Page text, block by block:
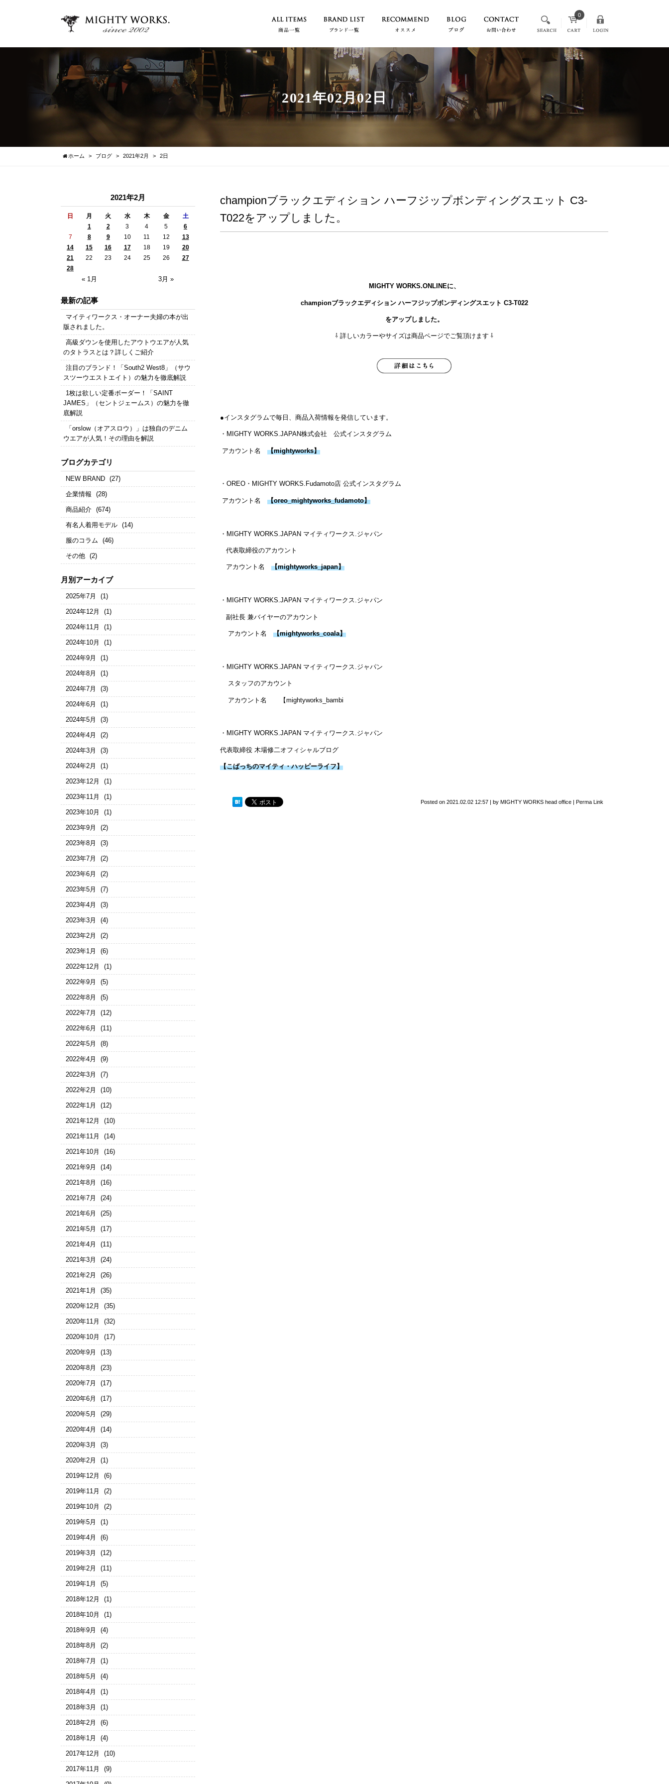
0
2021年02月02日
ホーム ブログ 2021年2月 2日
championブラックエディション ハーフジップボンディングスエット C3-
T022をアップしました。
MIGHTY WORKS.ONLINEに、
championブラックエディション ハーフジップボンディングスエット C3-T022
をアップしました。
⇩ 詳しいカラーやサイズは商品ページでご覧頂けます ⇩
●インスタグラムで毎日、商品入荷情報を発信しています。
・MIGHTY WORKS.JAPAN株式会社 公式インスタグラム
アカウント名 【mightyworks】
・OREO・MIGHTY WORKS.Fudamoto店 公式インスタグラム
アカウント名 【oreo_mightyworks_fudamoto】
・MIGHTY WORKS.JAPAN マイティワークス.ジャパン
代表取締役のアカウント
アカウント名 【mightyworks_japan】
・MIGHTY WORKS.JAPAN マイティワークス.ジャパン
副社長 兼バイヤーのアカウント
アカウント名 【mightyworks_coala】
・MIGHTY WORKS.JAPAN マイティワークス.ジャパン
スタッフのアカウント
アカウント名 【mightyworks_ bambi
・MIGHTY WORKS.JAPAN マイティワークス.ジャパン
代表取締役 木場修二オフィシャルブログ
【こばっちのマイティ・ハッピーライフ】
Posted on 2021.02.02 12:57 | by MIGHTY WORKS head office | Perma Link
2021年2月
日 月 火 水 木 金 土
« 1月 3月 »
1 2 3 4 5
6
7
8 9 10 11 12
13
14
15 16 17 18 19
20
21
22 23 24 25 26
27
28
最新の記事
マイティワークス・オーナー夫婦の本が出
版されました。
高級ダウンを使用したアウトウエアが人気
のタトラスとは？詳しくご紹介
注目のブランド！「South2 West8」（サウ
スツーウエストエイト）の魅力を徹底解説
1枚は欲しい定番ボーダー！「SAINT
JAMES」（セントジェームス）の魅力を徹
底解説
「orslow（オアスロウ）」は独自のデニム
ウエアが人気！その理由を解説
ブログカテゴリ
NEW BRAND (27)
企業情報 (28)
商品紹介 (674)
有名人着用モデル (14)
服のコラム (46)
その他 (2)
月別アーカイブ
2025年7月 (1)
2024年12月 (1)
2024年11月 (1)
2024年10月 (1)
2024年9月 (1)
2024年8月 (1)
2024年7月 (3)
2024年6月 (1)
2024年5月 (3)
2024年4月 (2)
2024年3月 (3)
2024年2月 (1)
2023年12月 (1)
2023年11月 (1)
2023年10月 (1)
2023年9月 (2)
2023年8月 (3)
2023年7月 (2)
2023年6月 (2)
2023年5月 (7)
2023年4月 (3)
2023年3月 (4)
2023年2月 (2)
2023年1月 (6)
2022年12月 (1)
2022年9月 (5)
2022年8月 (5)
2022年7月 (12)
2022年6月 (11)
2022年5月 (8)
2022年4月 (9)
2022年3月 (7)
2022年2月 (10)
2022年1月 (12)
2021年12月 (10)
2021年11月 (14)
2021年10月 (16)
2021年9月 (14)
2021年8月 (16)
2021年7月 (24)
2021年6月 (25)
2021年5月 (17)
2021年4月 (11)
2021年3月 (24)
2021年2月 (26)
2021年1月 (35)
2020年12月 (35)
2020年11月 (32)
2020年10月 (17)
2020年9月 (13)
2020年8月 (23)
2020年7月 (17)
2020年6月 (17)
2020年5月 (29)
2020年4月 (14)
2020年3月 (3)
2020年2月 (1)
2019年12月 (6)
2019年11月 (2)
2019年10月 (2)
2019年5月 (1)
2019年4月 (6)
2019年3月 (12)
2019年2月 (11)
2019年1月 (5)
2018年12月 (1)
2018年10月 (1)
2018年9月 (4)
2018年8月 (2)
2018年7月 (1)
2018年5月 (4)
2018年4月 (1)
2018年3月 (1)
2018年2月 (6)
2018年1月 (4)
2017年12月 (10)
2017年11月 (9)